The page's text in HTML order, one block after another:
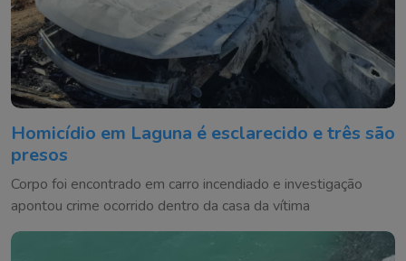
Homicídio em Laguna é esclarecido e três são
presos
Corpo foi encontrado em carro incendiado e investigação
apontou crime ocorrido dentro da casa da vítima